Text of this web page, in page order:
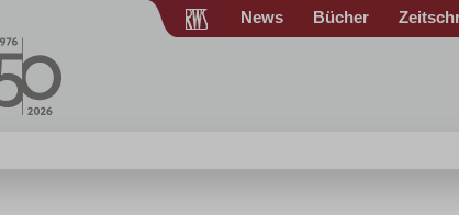
News Bücher